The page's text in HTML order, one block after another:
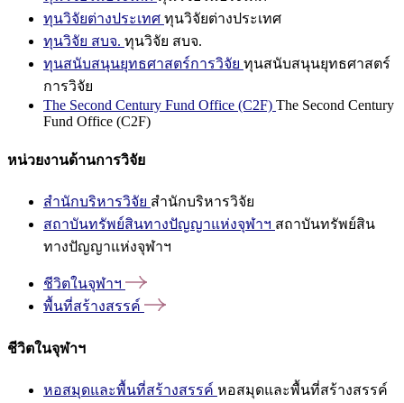
ทุนวิจัยต่างประเทศ ทุนวิจัยต่างประเทศ
ทุนวิจัย สบจ. ทุนวิจัย สบจ.
ทุนสนับสนุนยุทธศาสตร์การวิจัย ทุนสนับสนุนยุทธศาสตร์
การวิจัย
The Second Century Fund Office (C2F) The Second Century
Fund Office (C2F)
หน่วยงานด้านการวิจัย
สำนักบริหารวิจัย สำนักบริหารวิจัย
สถาบันทรัพย์สินทางปัญญาแห่งจุฬาฯ สถาบันทรัพย์สิน
ทางปัญญาแห่งจุฬาฯ
ชีวิตในจุฬาฯ
พื้นที่สร้างสรรค์
ชีวิตในจุฬาฯ
หอสมุดและพื้นที่สร้างสรรค์ หอสมุดและพื้นที่สร้างสรรค์